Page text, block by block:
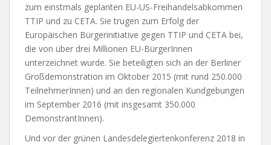
zum einstmals geplanten EU-US-Freihandelsabkommen
TTIP und zu CETA. Sie trugen zum Erfolg der
Europäischen Bürgerinitiative gegen TTIP und CETA bei,
die von über drei Millionen EU-BürgerInnen
unterzeichnet wurde. Sie beteiligten sich an der Berliner
Großdemonstration im Oktober 2015 (mit rund 250.000
TeilnehmerInnen) und an den regionalen Kundgebungen
im September 2016 (mit insgesamt 350.000
DemonstrantInnen).
Und vor der grünen Landesdelegiertenkonferenz 2018 in